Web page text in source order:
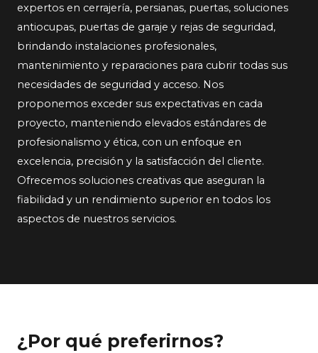
expertos en cerrajería, persianas, puertas, soluciones
antiocupas, puertas de garaje y rejas de seguridad,
brindando instalaciones profesionales,
mantenimiento y reparaciones para cubrir todas sus
necesidades de seguridad y acceso. Nos
proponemos exceder sus expectativas en cada
proyecto, manteniendo elevados estándares de
profesionalismo y ética, con un enfoque en
excelencia, precisión y la satisfacción del cliente.
Ofrecemos soluciones creativas que aseguran la
fiabilidad y un rendimiento superior en todos los
aspectos de nuestros servicios.
¿Por qué preferirnos?